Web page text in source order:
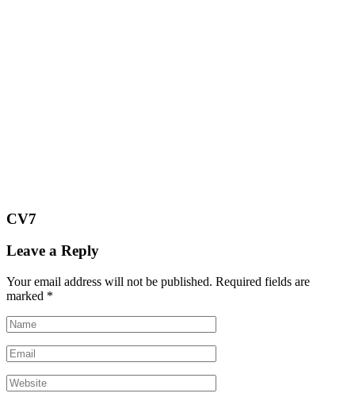
CV7
Leave a Reply
Your email address will not be published. Required fields are
marked *